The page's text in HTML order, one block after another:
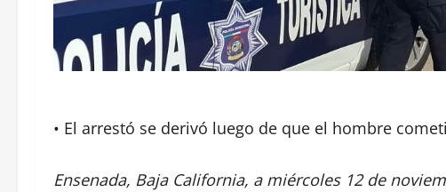
• El arrestó se derivó luego de que el hombre
Ensenada, Baja California, a miércoles 12 de